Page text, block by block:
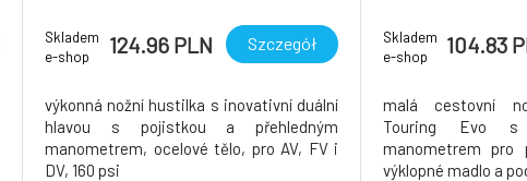
Skladem
e-shop
124.96 PLN Szczegół
výkonná nožní hustilka s inovativní duální
hlavou s pojistkou a přehledným
manometrem, ocelové tělo, pro AV, FV i
DV, 160 psi
Skladem
e-shop
104.83
malá cestovní
Touring Evo
manometrem pro
výklopné madlo a